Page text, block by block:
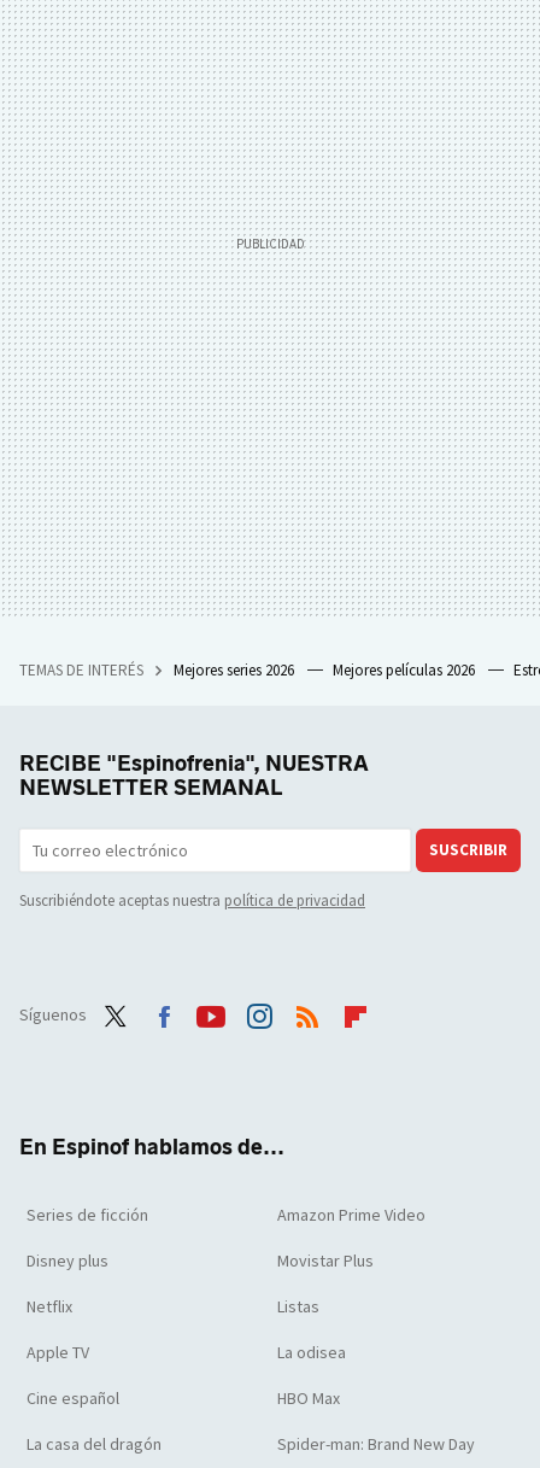
TEMAS DE INTERÉS Mejores series 2026 Mejores películas 2026
RECIBE "Espinofrenia", NUESTRA
NEWSLETTER SEMANAL
SUSCRIBIR
Suscribiéndote aceptas nuestra política de privacidad
Síguenos
En Espinof hablamos de...
Series de ficción Amazon Prime Video
Disney plus Movistar Plus
Netflix Listas
Apple TV La odisea
Cine español HBO Max
La casa del dragón Spider-man: Brand New Day